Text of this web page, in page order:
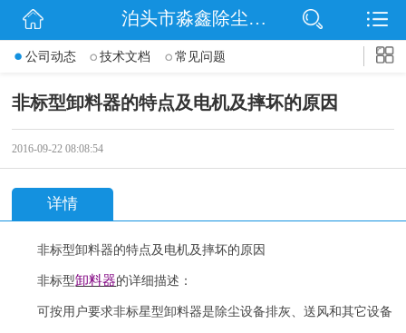
网站首页
公司动态
泊头市淼鑫除尘配件销售处
公司动态 技术文档 常见问题
非标型卸料器的特点及电机及摔坏的原因
2016-09-22 08:08:54
详情
非标型卸料器的特点及电机及摔坏的原因
非标型卸料器的详细描述：
可按用户要求非标星型卸料器是除尘设备排灰、送风和其它设备